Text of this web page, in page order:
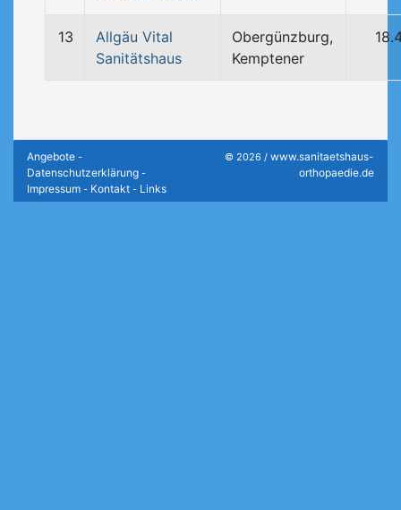
13
Allgäu Vital
Sanitätshaus
Obergünzburg,
Kemptener
Angebote -
Datenschutzerklärung -
Impressum - Kontakt - Links
© 2026 / www.sanitaetshaus-
orthopaedie.de